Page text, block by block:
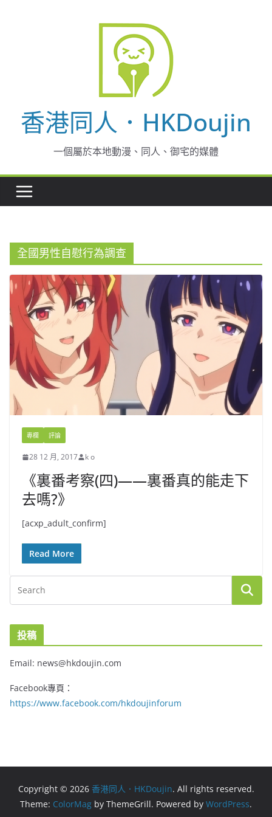
香港同人．HKDoujin
一個屬於本地動漫、同人、御宅的媒體
全國男性自慰行為調查
專欄 評論
28 12 月, 2017 k o
《裏番考察(四)——裏番真的能走下
去嗎?》
[acxp_adult_confirm]
Read More
投稿
Email: news@hkdoujin.com
Facebook專頁：
https://www.facebook.com/hkdoujinforum
Copyright © 2026 香港同人．HKDoujin. All rights reserved.
Theme: ColorMag by ThemeGrill. Powered by WordPress.